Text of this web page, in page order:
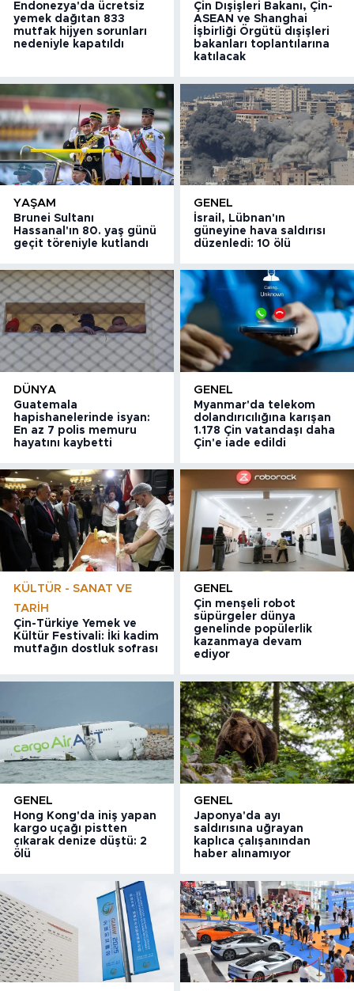
Endonezya'da ücretsiz
yemek dağıtan 833
mutfak hijyen sorunları
nedeniyle kapatıldı
Çin Dışişleri Bakanı, Çin-
ASEAN ve Shanghai
İşbirliği Örgütü dışişleri
bakanları toplantılarına
katılacak
YAŞAM
Brunei Sultanı
Hassanal'ın 80. yaş günü
geçit töreniyle kutlandı
GENEL
İsrail, Lübnan'ın
güneyine hava saldırısı
düzenledi: 10 ölü
DÜNYA
Guatemala
hapishanelerinde isyan:
En az 7 polis memuru
hayatını kaybetti
GENEL
Myanmar'da telekom
dolandırıcılığına karışan
1.178 Çin vatandaşı daha
Çin'e iade edildi
KÜLTÜR - SANAT VE
TARIH
Çin-Türkiye Yemek ve
Kültür Festivali: İki kadim
mutfağın dostluk sofrası
GENEL
Çin menşeli robot
süpürgeler dünya
genelinde popülerlik
kazanmaya devam
ediyor
GENEL
Hong Kong'da iniş yapan
kargo uçağı pistten
çıkarak denize düştü: 2
ölü
GENEL
Japonya'da ayı
saldırısına uğrayan
kaplıca çalışanından
haber alınamıyor